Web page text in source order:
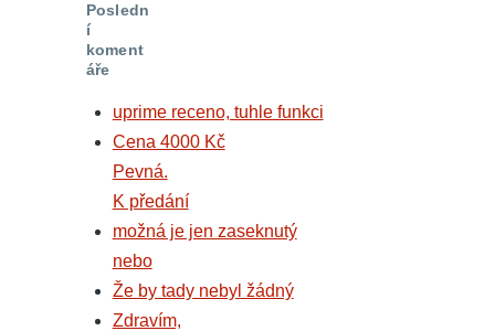
Posledn
í
koment
áře
uprime receno, tuhle funkci
Cena 4000 Kč
Pevná.
K předání
možná je jen zaseknutý
nebo
Že by tady nebyl žádný
Zdravím,